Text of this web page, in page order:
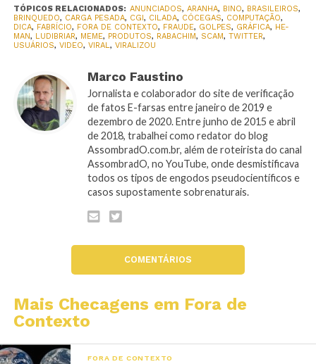
TÓPICOS RELACIONADOS: ANUNCIADOS, ARANHA, BINO, BRASILEIROS,
BRINQUEDO, CARGA PESADA, CGI , CILADA, CÓCEGAS, COMPUTAÇÃO,
DICA, FABRÍCIO, FORA DE CONTEXTO, FRAUDE, GOLPES, GRÁFICA, HE-
MAN, LUDIBRIAR, MEME, PRODUTOS, RABACHIM, SCAM, TWITTER,
USUÁRIOS, VIDEO, VIRAL, VIRALIZOU
Marco Faustino
Jornalista e colaborador do site de verificação
de fatos E-farsas entre janeiro de 2019 e
dezembro de 2020. Entre junho de 2015 e abril
de 2018, trabalhei como redator do blog
AssombradO.com.br, além de roteirista do canal
AssombradO, no YouTube, onde desmistificava
todos os tipos de engodos pseudocientíficos e
casos supostamente sobrenaturais.
COMENTÁRIOS
Mais Checagens em Fora de
Contexto
FORA DE CONTEXTO